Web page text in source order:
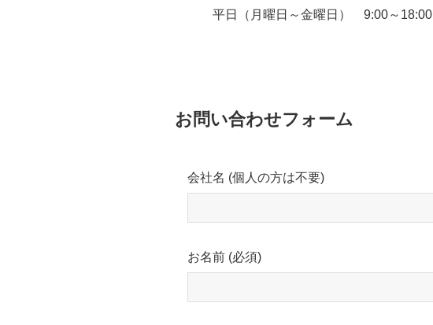
平日（月曜日～金曜日） 9:00～18:00
お問い合わせフォーム
会社名 (個人の方は不要)
お名前 (必須)